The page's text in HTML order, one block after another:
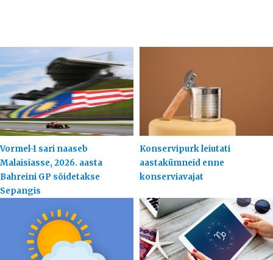
Vormel-1 sari naaseb
Malaisiasse, 2026. aasta
Bahreini GP sõidetakse
Sepangis
Konservipurk leiutati
aastakümneid enne
konserviavajat